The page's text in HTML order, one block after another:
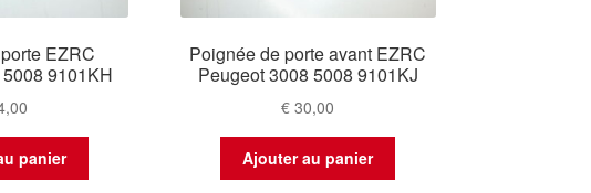
EZRC
9101KH
panier
Poignée de porte avant EZRC
Peugeot 3008 5008 9101KJ
€ 30,00
Ajouter au panier